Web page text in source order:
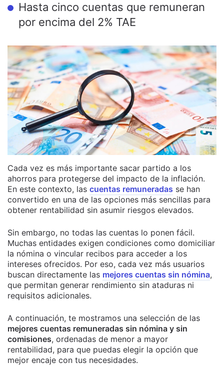
Hasta cinco cuentas que remuneran
por encima del 2% TAE
Cada vez es más importante sacar partido a los
ahorros para protegerse del impacto de la inflación.
En este contexto, las cuentas remuneradas se han
convertido en una de las opciones más sencillas para
obtener rentabilidad sin asumir riesgos elevados.
Sin embargo, no todas las cuentas lo ponen fácil.
Muchas entidades exigen condiciones como domiciliar
la nómina o vincular recibos para acceder a los
intereses ofrecidos. Por eso, cada vez más usuarios
buscan directamente las mejores cuentas sin nómina,
que permitan generar rendimiento sin ataduras ni
requisitos adicionales.
A continuación, te mostramos una selección de las
mejores cuentas remuneradas sin nómina y sin
comisiones, ordenadas de menor a mayor
rentabilidad, para que puedas elegir la opción que
mejor encaje con tus necesidades.